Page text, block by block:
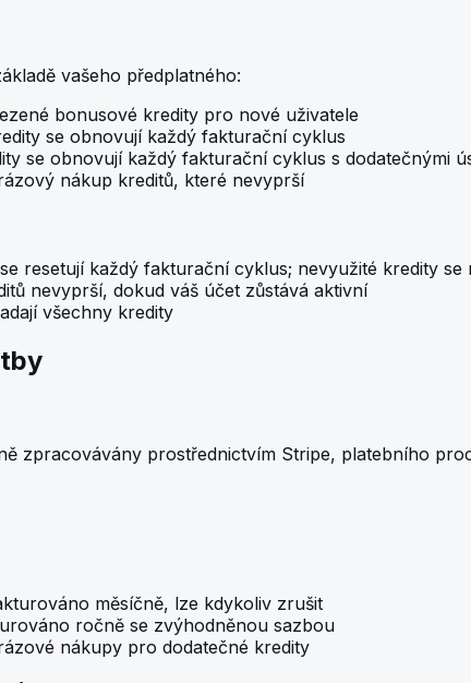
vašeho předplatného:
bonusové kredity pro nové uživatele
se obnovují každý fakturační cyklus
se obnovují každý fakturační cyklus s dodatečnými
nákup kreditů, které nevyprší
resetují každý fakturační cyklus; nevyužité kredity se
nevyprší, dokud váš účet zůstává aktivní
všechny kredity
zpracovávány prostřednictvím Stripe, platebního
měsíčně, lze kdykoliv zrušit
ročně se zvýhodněnou sazbou
nákupy pro dodatečné kredity